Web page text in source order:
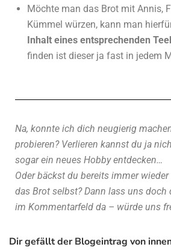
Möchte man das Brot mit Annis,
Kümmel würzen, kann man
Inhalt eines entsprechenden
finden ist dieser ja fast in jedem
Na, konnte ich dich neugierig
probieren? Verlieren kannst du ja
sogar ein neues Hobby entdecken…
Oder bäckst du bereits immer
das Brot selbst? Dann lass uns
im Kommentarfeld da – würde uns
Dir gefällt der Blogeintrag von